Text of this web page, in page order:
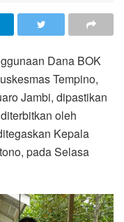
Dana BOK
Tempino,
Jambi, dipastikan
oleh
Kepala
pada Selasa